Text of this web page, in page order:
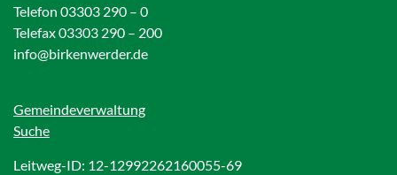
Telefon 03303 290 – 0
Telefax 03303 290 – 200
info@birkenwerder.de
Gemeindeverwaltung
Suche
Leitweg-ID: 12-12992262160055-69